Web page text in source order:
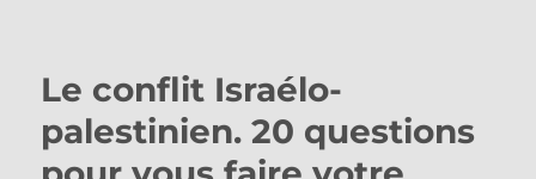
Le conflit Israélo-
palestinien. 20 questions